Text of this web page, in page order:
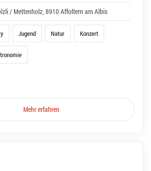
/ Mettenholz, 8910 Affoltern am Albis
Jugend Natur Konzert
Mehr erfahren